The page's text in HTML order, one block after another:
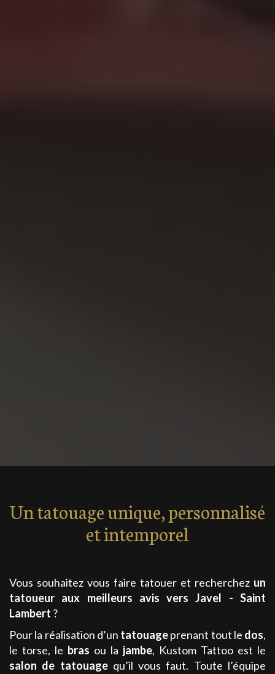
Un tatouage unique, personnalisé
et intemporel
Vous souhaitez vous faire tatouer et recherchez un
tatoueur aux meilleurs avis vers Javel - Saint
Lambert ?
Pour la réalisation d’un tatouageprenant tout le dos,
le torse, le bras ou la jambe, Kustom Tattoo est le
salon de tatouagequ’il vous faut. Toute l’équipe